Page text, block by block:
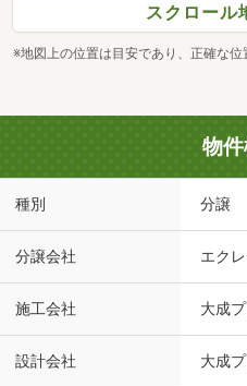
スクロール
※地図上の位置は目安であり、正確な位
物
種別 分譲
分譲会社 エク
施工会社 大成
設計会社 大成